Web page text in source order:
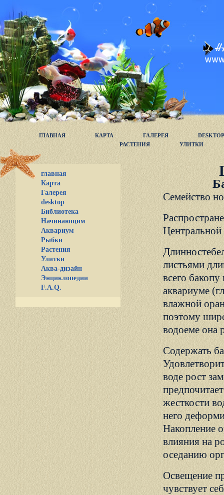
ГЛАВНАЯ КАРТА ГАЛЕРЕЯ
DESKTOP
РАСТЕНИЯ
УЛИТКИ
главная
Карта
Галерея
desktop
Библиотека
Начинающим
Аквариум
Рыбки
Растения
Улитки
Аква-дизайн
Энциклопедии
F.A.Q.
Семейство
листьями
всего
аквариуме
влажной
поэтому
водоеме она
Содержать
воде рост
жесткости
него
Накопление
влияния на
оседанию
Освещение
чувствует